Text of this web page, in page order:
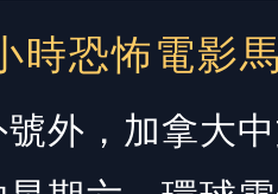
時恐怖電影
號外，加拿大